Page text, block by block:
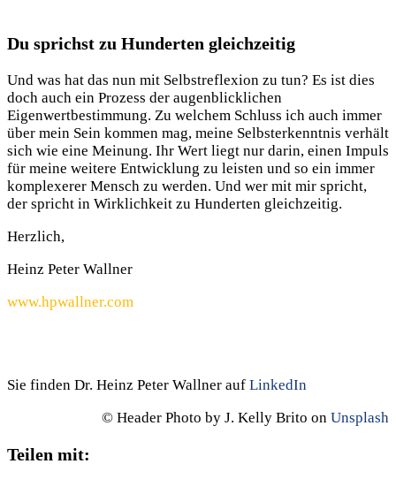
Du sprichst zu Hunderten gleichzeitig
Und was hat das nun mit Selbstreflexion zu tun? Es ist dies
doch auch ein Prozess der augenblicklichen
Eigenwertbestimmung. Zu welchem Schluss ich auch immer
über mein Sein kommen mag, meine Selbsterkenntnis verhält
sich wie eine Meinung. Ihr Wert liegt nur darin, einen Impuls
für meine weitere Entwicklung zu leisten und so ein immer
komplexerer Mensch zu werden. Und wer mit mir spricht,
der spricht in Wirklichkeit zu Hunderten gleichzeitig.
Herzlich,
Heinz Peter Wallner
www.hpwallner.com
Sie finden Dr. Heinz Peter Wallner auf LinkedIn
© Header Photo by J. Kelly Brito on Unsplash
Teilen mit: